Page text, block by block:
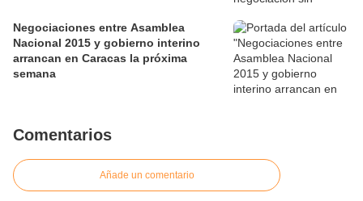
Negociaciones entre Asamblea
Nacional 2015 y gobierno interino
arrancan en Caracas la próxima
semana
Comentarios
Añade un comentario